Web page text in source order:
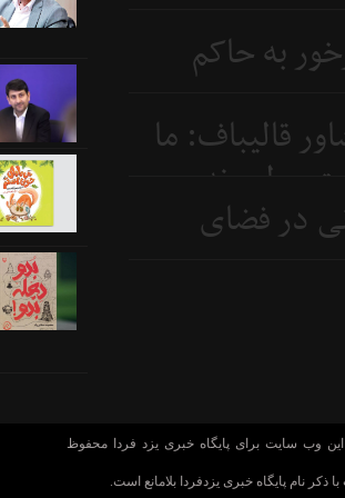
به حاکم
قالیباف: ما
نه
در فضای
وب سایت برای پایگاه خبری یزد فردا محفوظ
ذکر نام پایگاه خبری یزدفردا بلامانع است.